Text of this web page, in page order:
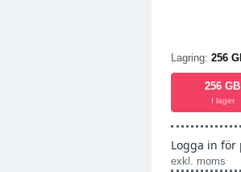
Lagring: 256
256 GB
I lager
Logga in för
exkl. moms